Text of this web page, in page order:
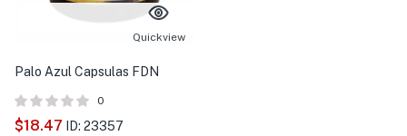
Quickview
Palo Azul Capsulas FDN
0
$18.47 ID: 23357